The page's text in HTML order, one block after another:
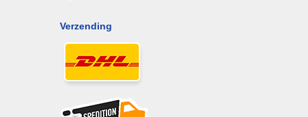
Verzending